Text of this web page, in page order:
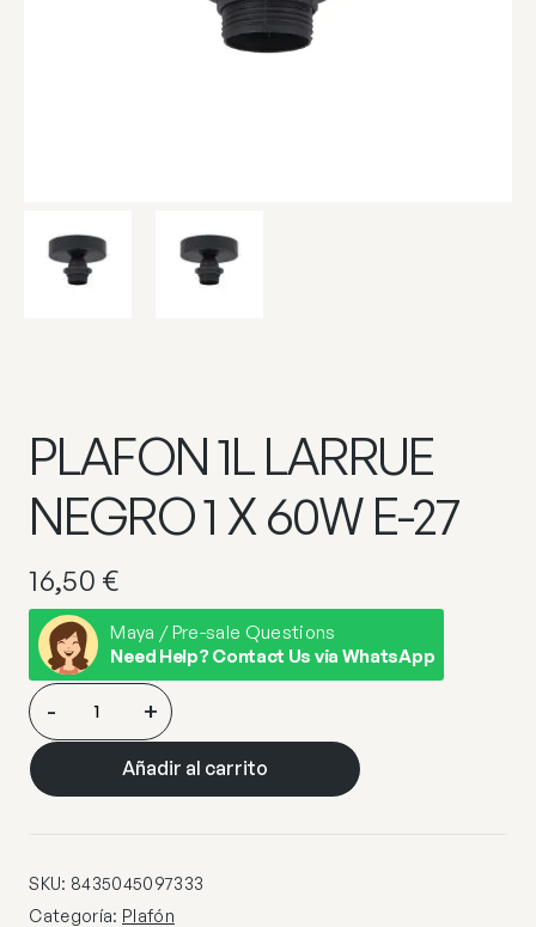
PLAFON 1L LARRUE
NEGRO 1 X 60W E-27
16,50 €
Maya / Pre-sale Questions
Need Help? Contact Us via WhatsApp
PLAFON
1L
LARRUE
NEGRO
60W
E-
- +
Añadir al carrito
SKU: 8435045097333
Categoría: Plafón